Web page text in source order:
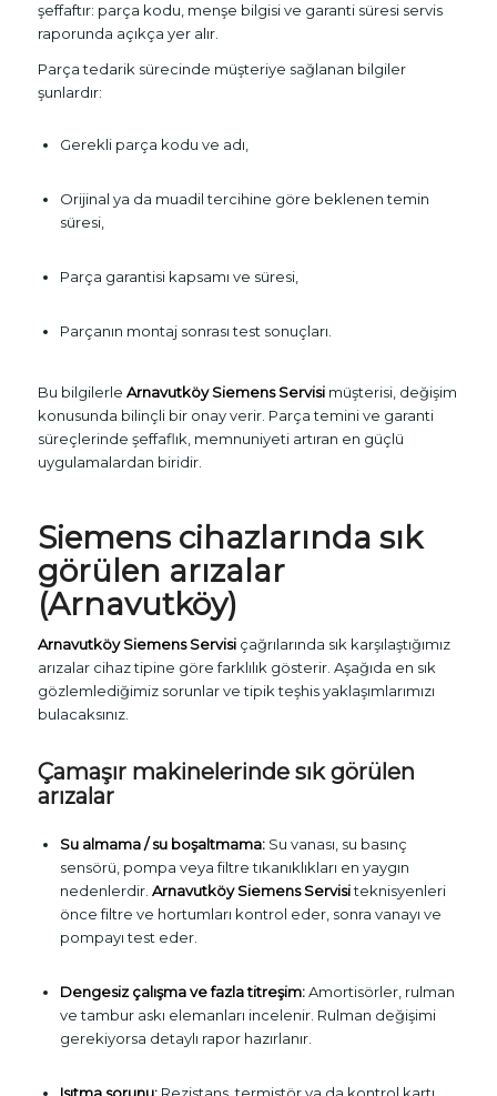
şeffaftır: parça kodu, menşe bilgisi ve garanti süresi servis
raporunda açıkça yer alır.
Parça tedarik sürecinde müşteriye sağlanan bilgiler
şunlardır:
Gerekli parça kodu ve adı,
Orijinal ya da muadil tercihine göre beklenen temin
süresi,
Parça garantisi kapsamı ve süresi,
Parçanın montaj sonrası test sonuçları.
Bu bilgilerle Arnavutköy Siemens Servisimüşterisi, değişim
konusunda bilinçli bir onay verir. Parça temini ve garanti
süreçlerinde şeffaflık, memnuniyeti artıran en güçlü
uygulamalardan biridir.
Siemens cihazlarında sık
görülen arızalar
(Arnavutköy)
Arnavutköy Siemens Servisiçağrılarında sık karşılaştığımız
arızalar cihaz tipine göre farklılık gösterir. Aşağıda en sık
gözlemlediğimiz sorunlar ve tipik teşhis yaklaşımlarımızı
bulacaksınız.
Çamaşır makinelerinde sık görülen
arızalar
Su almama / su boşaltmama:Su vanası, su basınç
sensörü, pompa veya filtre tıkanıklıkları en yaygın
nedenlerdir. Arnavutköy Siemens Servisiteknisyenleri
önce filtre ve hortumları kontrol eder, sonra vanayı ve
pompayı test eder.
Dengesiz çalışma ve fazla titreşim:Amortisörler, rulman
ve tambur askı elemanları incelenir. Rulman değişimi
gerekiyorsa detaylı rapor hazırlanır.